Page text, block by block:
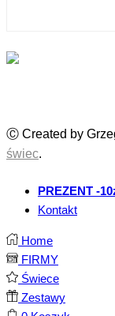
Ⓒ Created by
świec.
PREZENT -
Kontakt
Home
FIRMY
Świece
Zestawy